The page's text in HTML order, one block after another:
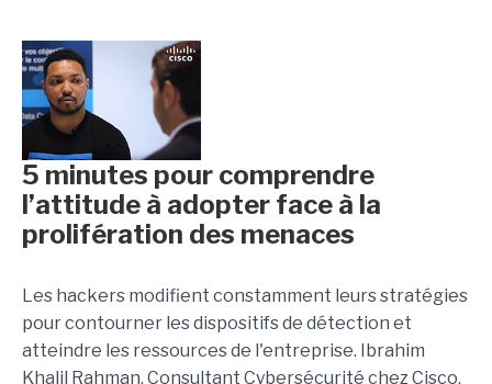
5 minutes pour comprendre
l’attitude à adopter face à la
prolifération des menaces
Les hackers modifient constamment leurs stratégies
pour contourner les dispositifs de détection et
atteindre les ressources de l'entreprise. Ibrahim
Khalil Rahman, Consultant Cybersécurité chez Cisco,